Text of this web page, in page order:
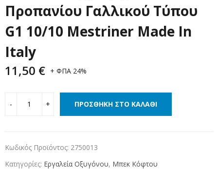
Προπανίου Γαλλικού Τύπου
G1 10/10 Mestriner Made In
Italy
11,50 € + ΦΠΑ 24%
ΠΡΟΣΘΉΚΗ ΣΤΟ ΚΑΛΆΘΙ
Κωδικός Προϊόντος: 2750013
Κατηγορίες: Εργαλεία Οξυγόνου, Μπεκ Κόφτου